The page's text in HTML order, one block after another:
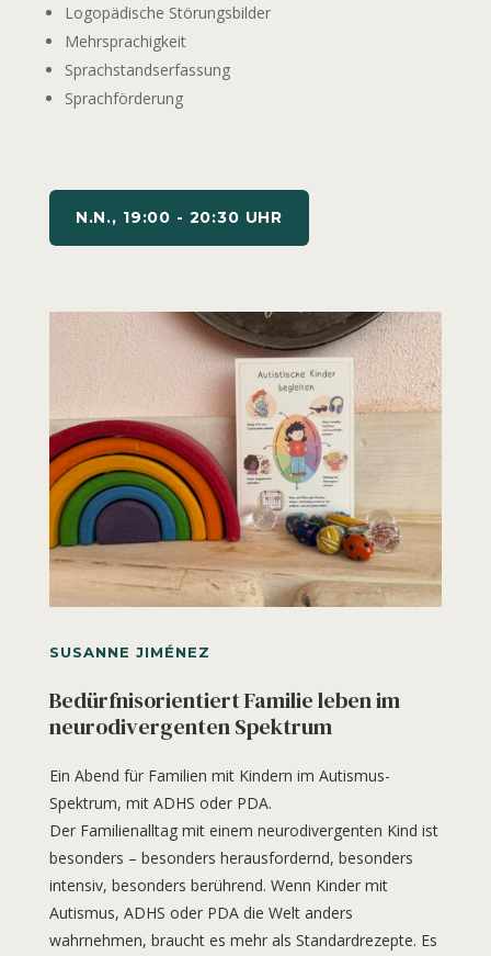
Logopädische Störungsbilder
Mehrsprachigkeit
Sprachstandserfassung
Sprachförderung
N.N., 19:00 - 20:30 UHR
SUSANNE JIMÉNEZ
Bedürfnisorientiert Familie leben im
neurodivergenten Spektrum
Ein Abend für Familien mit Kindern im Autismus-
Spektrum, mit ADHS oder PDA.
Der Familienalltag mit einem neurodivergenten Kind ist
besonders – besonders herausfordernd, besonders
intensiv, besonders berührend. Wenn Kinder mit
Autismus, ADHS oder PDA die Welt anders
wahrnehmen, braucht es mehr als Standardrezepte. Es